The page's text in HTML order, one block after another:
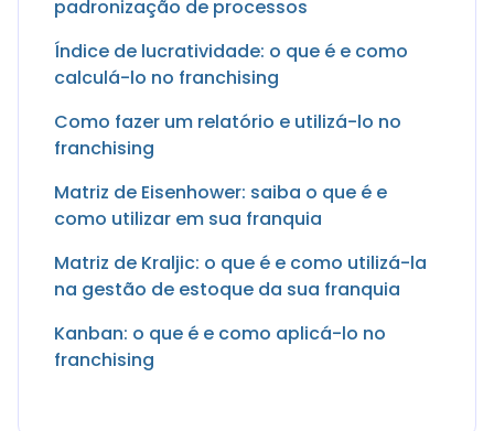
padronização de processos
Índice de lucratividade: o que é e como
calculá-lo no franchising
Como fazer um relatório e utilizá-lo no
franchising
Matriz de Eisenhower: saiba o que é e
como utilizar em sua franquia
Matriz de Kraljic: o que é e como utilizá-la
na gestão de estoque da sua franquia
Kanban: o que é e como aplicá-lo no
franchising